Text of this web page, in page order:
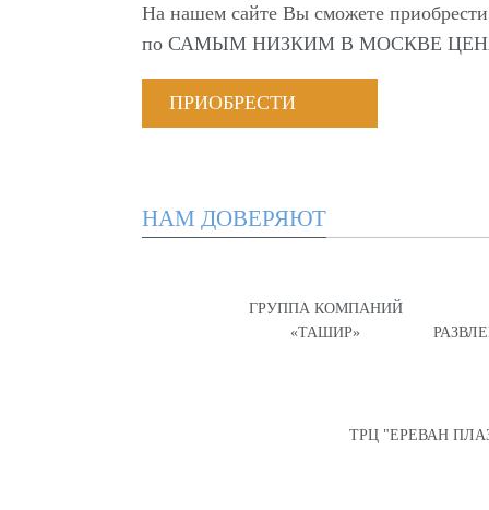
На нашем сайте Вы сможете
по САМЫМ НИЗКИМ В МОСКВЕ
ПРИОБРЕСТИ
НАМ ДОВЕРЯЮТ
ГРУППА КОМПАНИЙ
«ТАШИР»
ТРЦ "ЕРЕВАН